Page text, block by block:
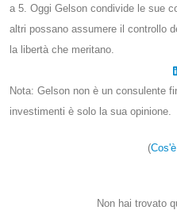
a 5. Oggi Gelson condivide le sue
altri possano assumere il controllo
la libertà che meritano.
Nota: Gelson non è un consulente
investimenti è solo la sua opinione.
(
Non hai trovato